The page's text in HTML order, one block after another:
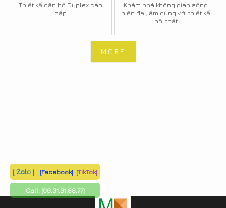
Thiết kế căn hộ Duplex cao
cấp
Khám phá không gian sống
hiện đại, ấm cúng với thiết kế
nội thất
MORE
[ Zalo ] [Facebook] [TikTok]
Call: [09.31.31.88.77]